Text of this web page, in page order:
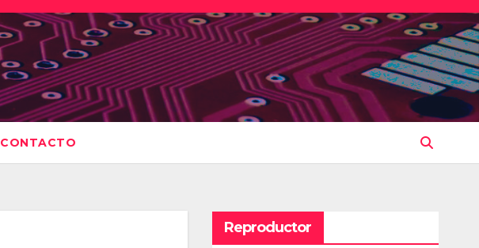
CONTACTO
Reproductor